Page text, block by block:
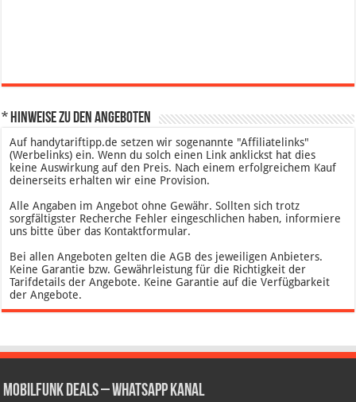
* Hinweise zu den Angeboten
Auf handytariftipp.de setzen wir sogenannte "Affiliatelinks"
(Werbelinks) ein. Wenn du solch einen Link anklickst hat dies
keine Auswirkung auf den Preis. Nach einem erfolgreichem Kauf
deinerseits erhalten wir eine Provision.
Alle Angaben im Angebot ohne Gewähr. Sollten sich trotz
sorgfältigster Recherche Fehler eingeschlichen haben, informiere
uns bitte über das Kontaktformular.
Bei allen Angeboten gelten die AGB des jeweiligen Anbieters.
Keine Garantie bzw. Gewährleistung für die Richtigkeit der
Tarifdetails der Angebote. Keine Garantie auf die Verfügbarkeit
der Angebote.
Mobilfunk Deals – WhatsApp Kanal